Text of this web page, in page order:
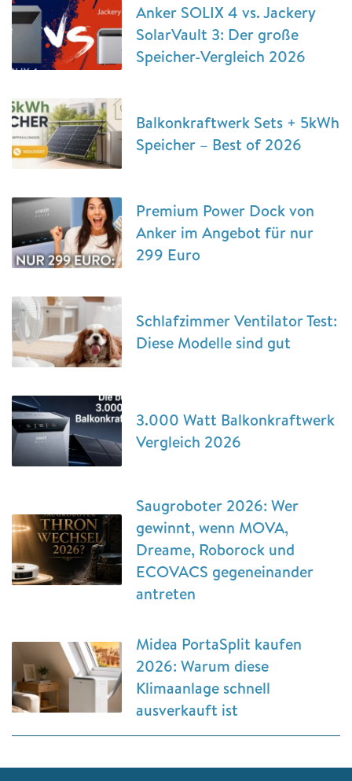
Anker SOLIX 4 vs. Jackery
SolarVault 3: Der große
Speicher-Vergleich 2026
Balkonkraftwerk Sets + 5kWh
Speicher – Best of 2026
Premium Power Dock von
Anker im Angebot für nur
299 Euro
Schlafzimmer Ventilator Test:
Diese Modelle sind gut
3.000 Watt Balkonkraftwerk
Vergleich 2026
Saugroboter 2026: Wer
gewinnt, wenn MOVA,
Dreame, Roborock und
ECOVACS gegeneinander
antreten
Midea PortaSplit kaufen
2026: Warum diese
Klimaanlage schnell
ausverkauft ist